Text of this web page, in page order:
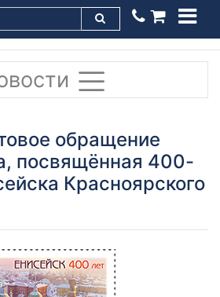
обращение
посвящённая 400-
Красноярского